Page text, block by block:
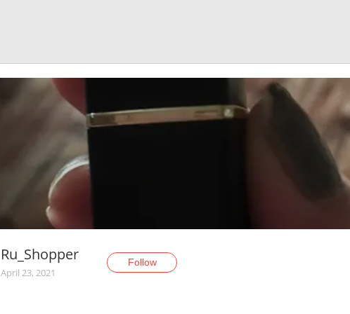
Ru_Shopper
April 23, 2021
Follow